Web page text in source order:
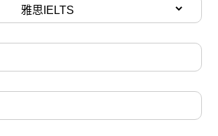
效应。对比数据：
人大附ICC（10枚）VS 北师大实验
北师大实验（48枚）VS 人大附